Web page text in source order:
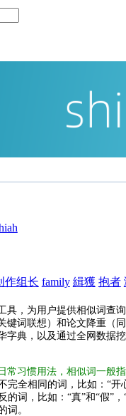
作组长 family 緝獲 抱者
具，为用户提供相似词查
键词联想）和论文降重（同
字典，以及通过全网数据
常习惯用法，相似词一般
完全相同的词，比如：“开
词，比如：“真”和“假”，“
词。